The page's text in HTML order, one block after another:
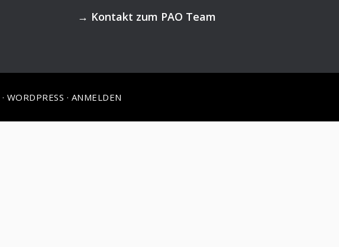
→ Kontakt zum PAO Team
· WORDPRESS · ANMELDEN